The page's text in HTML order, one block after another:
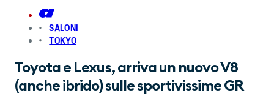
SALONI
TOKYO
Toyota e Lexus, arriva un nuovo V8
(anche ibrido) sulle sportivissime GR